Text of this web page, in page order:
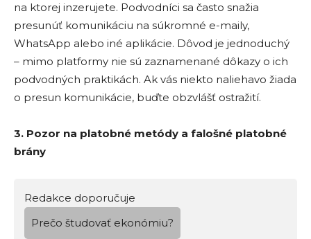
na ktorej inzerujete. Podvodníci sa často snažia
presunúť komunikáciu na súkromné e-maily,
WhatsApp alebo iné aplikácie. Dôvod je jednoduchý
– mimo platformy nie sú zaznamenané dôkazy o ich
podvodných praktikách. Ak vás niekto naliehavo žiada
o presun komunikácie, buďte obzvlášť ostražití.
3. Pozor na platobné metódy a falošné platobné
brány
Redakce doporučuje
Prečo študovať ekonómiu?